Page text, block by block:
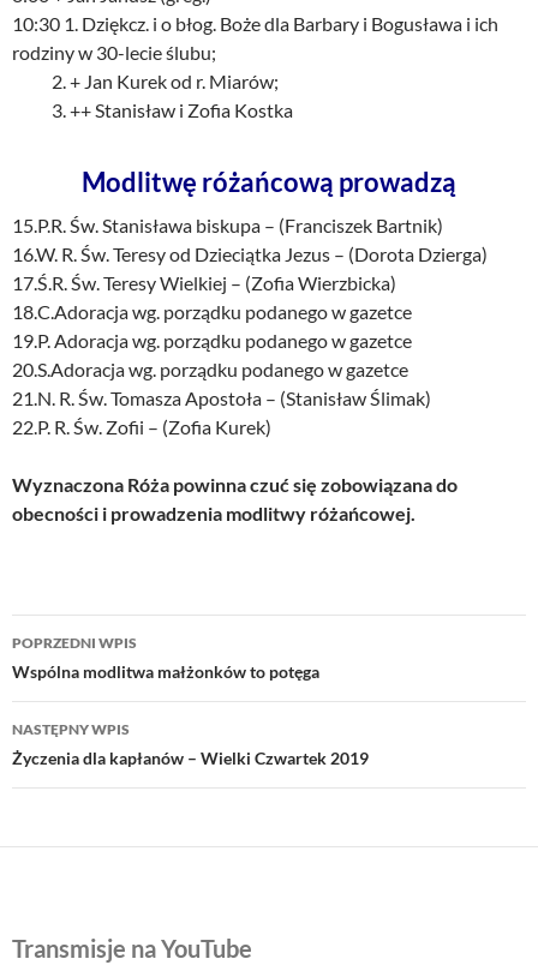
10:30 1. Dziękcz. i o błog. Boże dla Barbary i Bogusława i ich
rodziny w 30-lecie ślubu;
2. + Jan Kurek od r. Miarów;
3. ++ Stanisław i Zofia Kostka
Modlitwę różańcową prowadzą
15.P.R. Św. Stanisława biskupa – (Franciszek Bartnik)
16.W. R. Św. Teresy od Dzieciątka Jezus – (Dorota Dzierga)
17.Ś.R. Św. Teresy Wielkiej – (Zofia Wierzbicka)
18.C.Adoracja wg. porządku podanego w gazetce
19.P. Adoracja wg. porządku podanego w gazetce
20.S.Adoracja wg. porządku podanego w gazetce
21.N. R. Św. Tomasza Apostoła – (Stanisław Ślimak)
22.P. R. Św. Zofii – (Zofia Kurek)
Wyznaczona Róża powinna czuć się zobowiązana do
obecności i prowadzenia modlitwy różańcowej.
Nawigacja
wpisu
POPRZEDNI WPIS
Wspólna modlitwa małżonków to potęga
NASTĘPNY WPIS
Życzenia dla kapłanów – Wielki Czwartek 2019
Transmisje na YouTube